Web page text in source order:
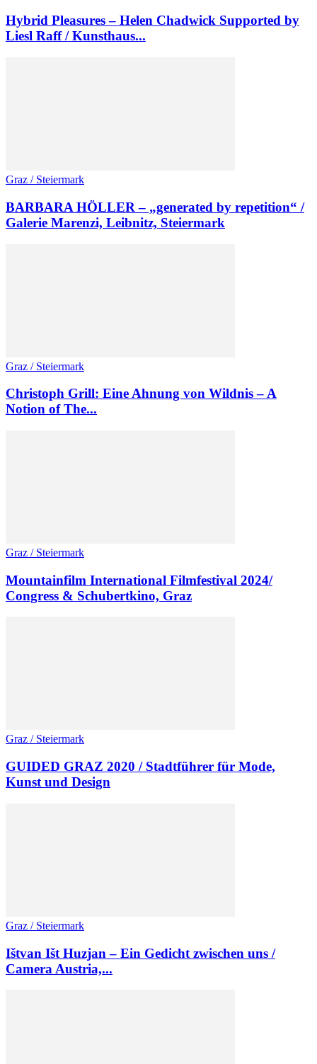
Hybrid Pleasures – Helen Chadwick Supported by
Liesl Raff / Kunsthaus...
Graz / Steiermark
BARBARA HÖLLER – „generated by repetition“ /
Galerie Marenzi, Leibnitz, Steiermark
Graz / Steiermark
Christoph Grill: Eine Ahnung von Wildnis – A
Notion of The...
Graz / Steiermark
Mountainfilm International Filmfestival 2024/
Congress & Schubertkino, Graz
Graz / Steiermark
GUIDED GRAZ 2020 / Stadtführer für Mode,
Kunst und Design
Graz / Steiermark
Ištvan Išt Huzjan – Ein Gedicht zwischen uns /
Camera Austria,...